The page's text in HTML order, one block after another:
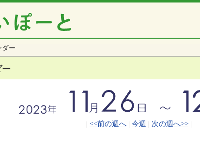
ー
ー
| <<前の週へ | 今週 | 次の週へ>> |